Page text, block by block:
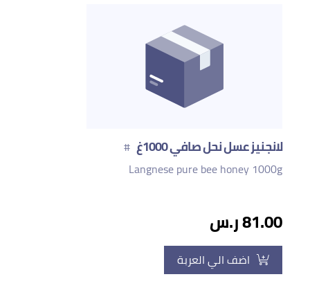
لانجنيز عسل نحل صافي 1000غ
#
Langnese pure bee honey 1000g
81.00 ر.س
اضف الي العربة